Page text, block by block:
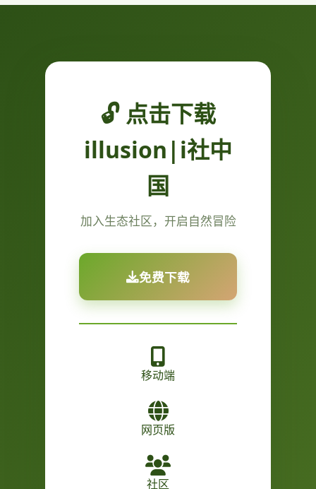
🔓 点击下载
illusion|i社中
国
加入生态社区，开启自然冒险
免费下载
移动端
网页版
社区